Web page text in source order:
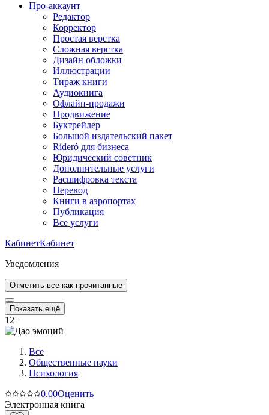
Про-аккаунт
Редактор
Корректор
Простая верстка
Сложная верстка
Дизайн обложки
Иллюстрации
Тираж книги
Аудиокнига
Офлайн-продажи
Продвижение
Буктрейлер
Большой издательский пакет
Rideró для бизнеса
Юридический советник
Дополнительные услуги
Расшифровка текста
Перевод
Книги в аэропортах
Публикация
Все услуги
КабинетКабинет
Уведомления
Отметить все как прочитанные
Показать ещё
12+
Все
Общественные науки
Психология
0.00Оценить
Электронная книга